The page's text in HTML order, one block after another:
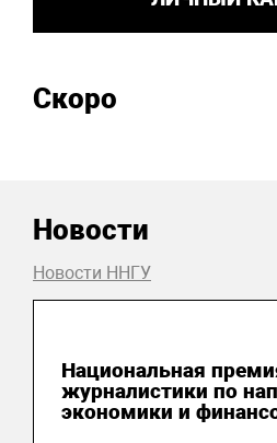
Скоро
Новости
Новости ННГУ
Национальная
журналистики по
экономики и